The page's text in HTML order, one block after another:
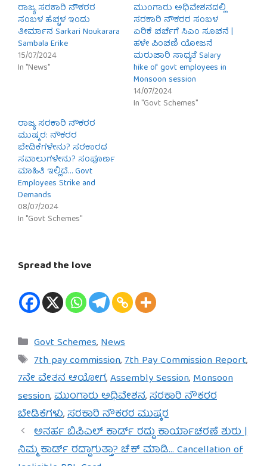
ರಾಜ್ಯ ಸರಕಾರಿ ನೌಕರರ
ಸಂಬಳ ಹೆಚ್ಚಳ ಇಂದು
ತೀರ್ಮಾನ Sarkari Noukarara
Sambala Erike
15/07/2024
In "News"
ಮುಂಗಾರು ಅಧಿವೇಶನದಲ್ಲಿ
ಸರಕಾರಿ ನೌಕರರ ಸಂಬಳ
ಏರಿಕೆ ಚರ್ಚೆಗೆ ಸಿಎಂ ಸೂಚನೆ |
ಹಳೇ ಪಿಂಚಣಿ ಯೋಜನೆ
ಮರುಜಾರಿ ಸಾಧ್ಯತೆ Salary
hike of govt employees in
Monsoon session
14/07/2024
In "Govt Schemes"
ರಾಜ್ಯ ಸರಕಾರಿ ನೌಕರರ
ಮುಷ್ಕರ: ನೌಕರರ
ಬೇಡಿಕೆಗಳೇನು? ಸರಕಾರದ
ಸವಾಲುಗಳೇನು? ಸಂಪೂರ್ಣ
ಮಾಹಿತಿ ಇಲ್ಲಿದೆ… Govt
Employees Strike and
Demands
08/07/2024
In "Govt Schemes"
Spread the love
Categories
Govt Schemes,News
Tags
7th pay commission,7th Pay Commission Report,
7ನೇ ವೇತನ ಆಯೋಗ,Assembly Session,Monsoon
session,ಮುಂಗಾರು ಅಧಿವೇಶನ,ಸರಕಾರಿ ನೌಕರರ
ಬೇಡಿಕೆಗಳು,ಸರಕಾರಿ ನೌಕರರ ಮುಷ್ಕರ
ಅನರ್ಹ ಬಿಪಿಎಲ್ ಕಾರ್ಡ್ ರದ್ದು ಕಾರ್ಯಾಚರಣೆ ಶುರು |
ನಿಮ್ಮ ಕಾರ್ಡ್ ರದ್ದಾಗುತ್ತಾ? ಚೆಕ್ ಮಾಡಿ… Cancellation of